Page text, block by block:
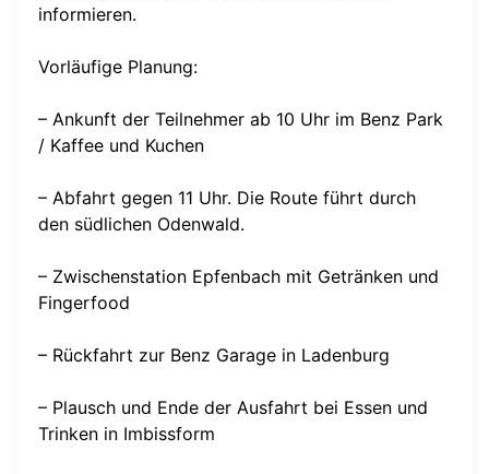
informieren.
Vorläufige Planung:
– Ankunft der Teilnehmer ab 10 Uhr im Benz Park
/ Kaffee und Kuchen
– Abfahrt gegen 11 Uhr. Die Route führt durch
den südlichen Odenwald.
– Zwischenstation Epfenbach mit Getränken und
Fingerfood
– Rückfahrt zur Benz Garage in Ladenburg
– Plausch und Ende der Ausfahrt bei Essen und
Trinken in Imbissform